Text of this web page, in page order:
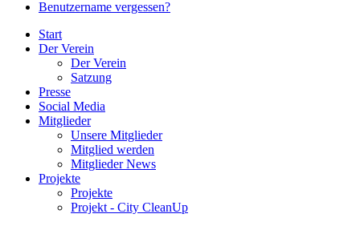
Benutzername vergessen?
Start
Der Verein
Der Verein
Satzung
Presse
Social Media
Mitglieder
Unsere Mitglieder
Mitglied werden
Mitglieder News
Projekte
Projekte
Projekt - City CleanUp